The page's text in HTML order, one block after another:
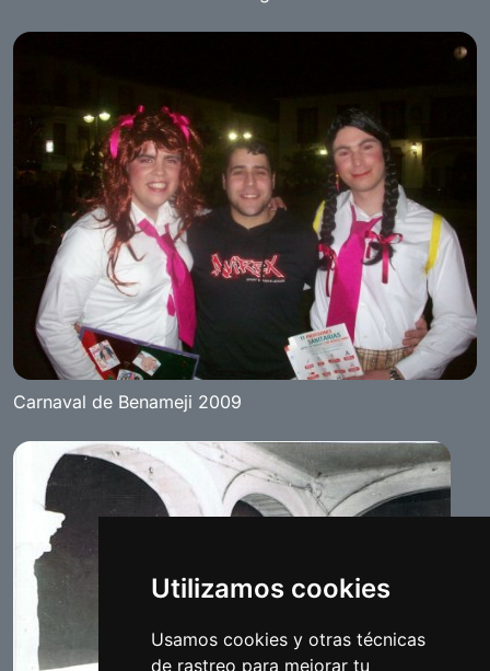
Utilizamos cookies
Usamos cookies y otras técnicas
de rastreo para mejorar tu
Carnaval de Benameji 2009